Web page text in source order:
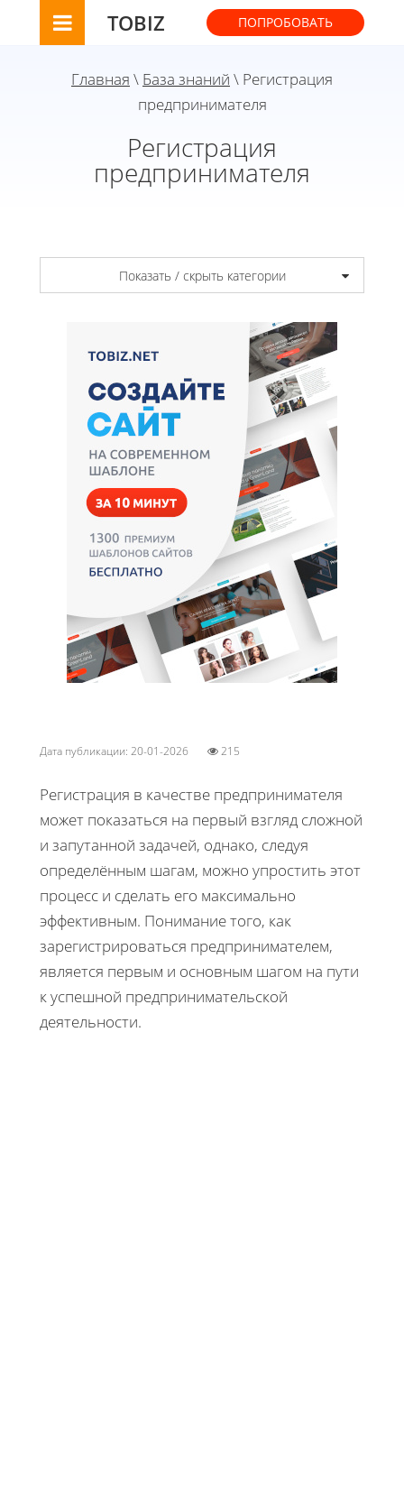
TOBIZ ПОПРОБОВАТЬ
Главная \ База знаний \ Регистрация
предпринимателя
Регистрация
предпринимателя
Показать / скрыть категории
Дата публикации: 20-01-2026 215
Регистрация в качестве предпринимателя
может показаться на первый взгляд сложной
и запутанной задачей, однако, следуя
определённым шагам, можно упростить этот
процесс и сделать его максимально
эффективным. Понимание того, как
зарегистрироваться предпринимателем,
является первым и основным шагом на пути
к успешной предпринимательской
деятельности.